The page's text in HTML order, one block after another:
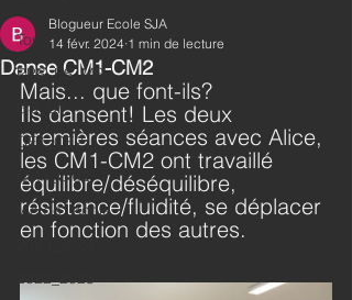
Tous
PPS_PS_MS
GS_CP
CE1_CE2
CM1_CM2
Vie de l'école
2023_2024
2022_2023
Danse CM1-CM2
Blogueur Ecole SJA
14 févr. 2024 1 min de lecture
Mais... que font-ils?
Ils dansent! Les deux
premières séances avec Alice,
les CM1-CM2 ont travaillé
équilibre/déséquilibre,
résistance/fluidité, se déplacer
en fonction des autres.